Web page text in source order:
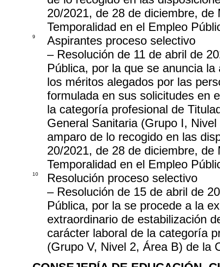
20/2021, de 28 de diciembre,
Temporalidad en el Empleo
9
Aspirantes proceso selectivo
– Resolución de 11 de abril de
Pública, por la que se anuncia
los méritos alegados por las
formulada en sus solicitudes en
la categoría profesional de
General Sanitaria (Grupo I,
amparo de lo recogido en las
20/2021, de 28 de diciembre,
Temporalidad en el Empleo
10
Resolución proceso selectivo
– Resolución de 15 de abril de
Pública, por la se procede a la
extraordinario de estabilización
carácter laboral de la categoría
(Grupo V, Nivel 2, Área B) de la